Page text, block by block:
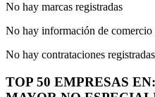
No hay marcas registradas
No hay información de comercio
No hay contrataciones registradas
TOP 50 EMPRESAS